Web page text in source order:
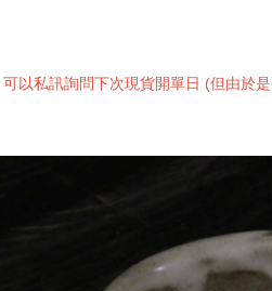
以私訊詢問下次現貨開單日 (但由於